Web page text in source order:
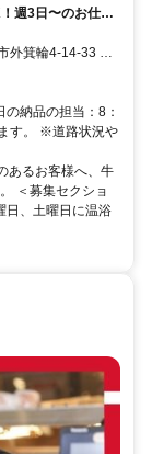
週3日〜のお仕事
納品の担当：8：
す。 ※道路状況や
あるお客様へ、牛
＜募集セクショ
日、土曜日に温浴